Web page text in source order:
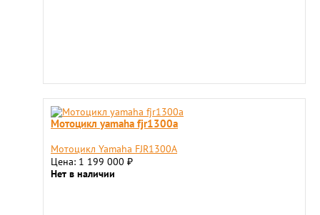
Мотоцикл yamaha fjr1300a
Мотоцикл Yamaha FJR1300A
Цена: 1 199 000 ₽
Нет в наличии